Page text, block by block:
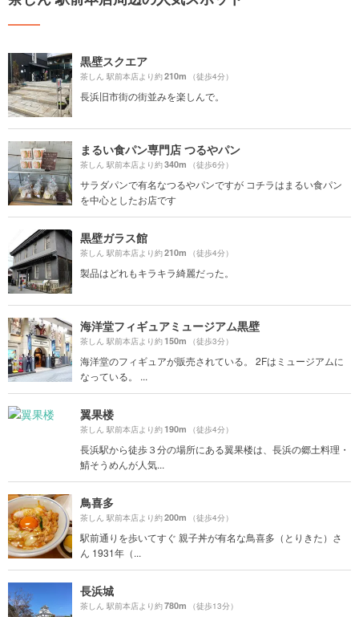
黒壁スクエア
茶しん 駅前本店より約210m （徒歩4分）
長浜旧市街の街並みを楽しんで。
まるい食パン専門店 つるやパン
茶しん 駅前本店より約340m （徒歩6分）
サラダパンで有名なつるやパンですが コチラはまるい食パン
を中心としたお店です
黒壁ガラス館
茶しん 駅前本店より約210m （徒歩4分）
製品はどれもキラキラ綺麗だった。
海洋堂フィギュアミュージアム黒壁
茶しん 駅前本店より約150m （徒歩3分）
海洋堂のフィギュアが販売されている。 2Fはミュージアムに
なっている。 ...
翼果楼
茶しん 駅前本店より約190m （徒歩4分）
長浜駅から徒歩３分の場所にある翼果楼は、長浜の郷土料理・
鯖そうめんが人気...
鳥喜多
茶しん 駅前本店より約200m （徒歩4分）
駅前通りを歩いてすぐ 親子丼が有名な鳥喜多（とりきた）さ
ん 1931年（...
長浜城
茶しん 駅前本店より約780m （徒歩13分）